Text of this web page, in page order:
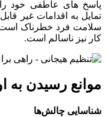
پاسخ های عاطفی خود را
تمایل به اقدامات غیر
سلامت فرد خطرناک
کار نیز ناسالم است.
موانع رسیدن به
شناسایی چالش‌ها